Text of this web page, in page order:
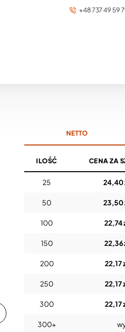
+48 737 49 59
NETTO
ILOŚĆ CENA ZA
25 24,40
50 23,50
100 22,74
150 22,36
200 22,17
250 22,17
300 22,17
300+